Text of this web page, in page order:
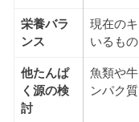
栄養バラ
ンス
現在の
いるも
他たんぱ
く源の検
討
魚類や
ンパク